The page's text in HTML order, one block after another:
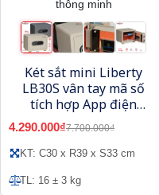
Két sắt mini Liberty
LB30S vân tay mã số
tích hợp App điện
thoại thông minh
4.290.000₫7.700.000₫
KT: C30 x R39 x S33 cm
TL: 16 ± 3 kg